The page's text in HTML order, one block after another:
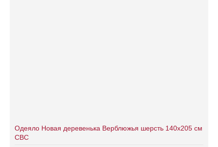
Одеяло Новая деревенька Верблюжья шерсть 140х205 см
СВС